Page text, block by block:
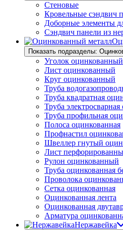
Стеновые
Кровельные сэндвич
Доборные элементы
Сэндвич панели из
Показать подразделы:
Уголок оцинкованный
Лист оцинкованный
Круг оцинкованный
Труба
Труба квадратная
Труба
Труба профильная
Полоса оцинкованная
Профнастил
Швеллер гнутый
Лист
Рулон оцинкованный
Труба оцинкованная
Проволока
Сетка оцинкованная
Оцинкованная лента
Оцинкованная
Арматура
Нержавейка